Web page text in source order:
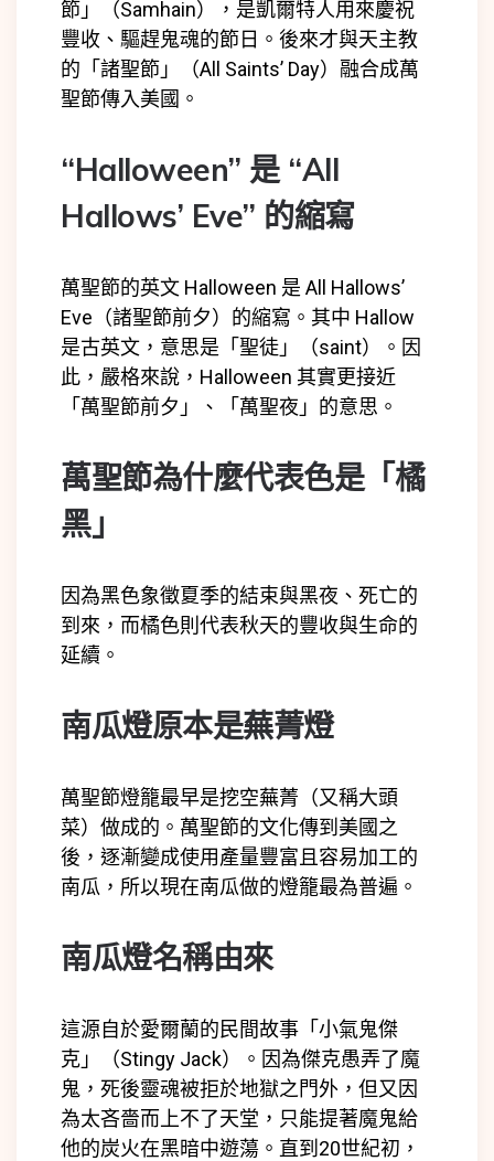
節」（Samhain），是凱爾特人用來慶祝
豐收、驅趕鬼魂的節日。後來才與天主教
的「諸聖節」（All Saints’ Day）融合成萬
聖節傳入美國。
“Halloween” 是 “All
Hallows’ Eve” 的縮寫
萬聖節的英文 Halloween 是 All Hallows’
Eve（諸聖節前夕）的縮寫。其中 Hallow
是古英文，意思是「聖徒」（saint）。因
此，嚴格來說，Halloween 其實更接近
「萬聖節前夕」、「萬聖夜」的意思。
萬聖節為什麼代表色是「橘
黑」
因為黑色象徵夏季的結束與黑夜、死亡的
到來，而橘色則代表秋天的豐收與生命的
延續。
南瓜燈原本是蕪菁燈
萬聖節燈籠最早是挖空蕪菁（又稱大頭
菜）做成的。萬聖節的文化傳到美國之
後，逐漸變成使用產量豐富且容易加工的
南瓜，所以現在南瓜做的燈籠最為普遍。
南瓜燈名稱由來
這源自於愛爾蘭的民間故事「小氣鬼傑
克」（Stingy Jack）。因為傑克愚弄了魔
鬼，死後靈魂被拒於地獄之門外，但又因
為太吝嗇而上不了天堂，只能提著魔鬼給
他的炭火在黑暗中遊蕩。直到20世紀初，